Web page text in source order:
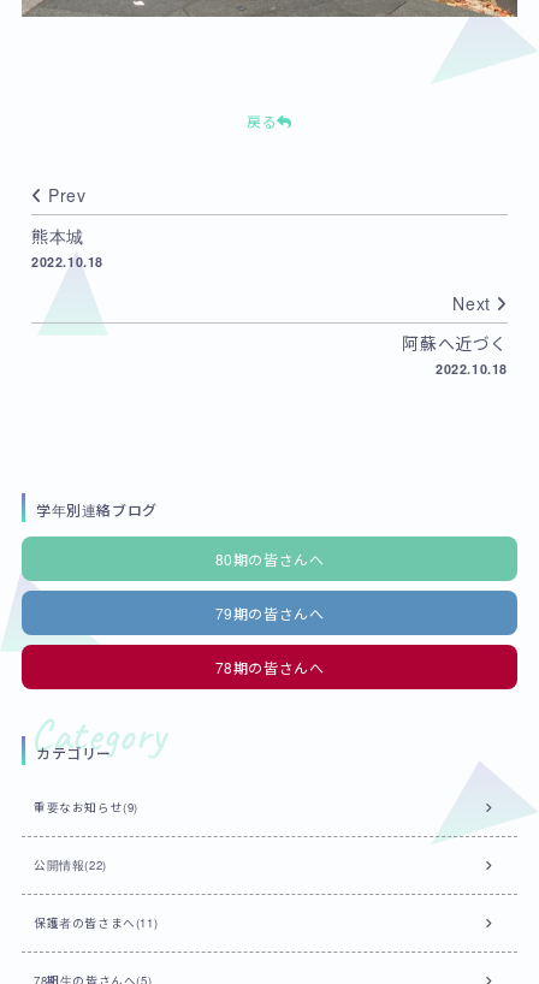
戻る
Prev
熊本城
2022.10.18
Next
阿蘇へ近づく
2022.10.18
学年別連絡ブログ
80期の皆さんへ
79期の皆さんへ
78期の皆さんへ
カテゴリー
重要なお知らせ(9)
公開情報(22)
保護者の皆さまへ(11)
78期生の皆さんへ(5)